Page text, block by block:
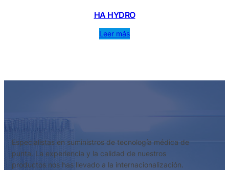
HA HYDRO
Leer más
Especialistas en suministros de tecnología médica de
punta. La experiencia y la calidad de nuestros
productos nos has llevado a la internacionalización.